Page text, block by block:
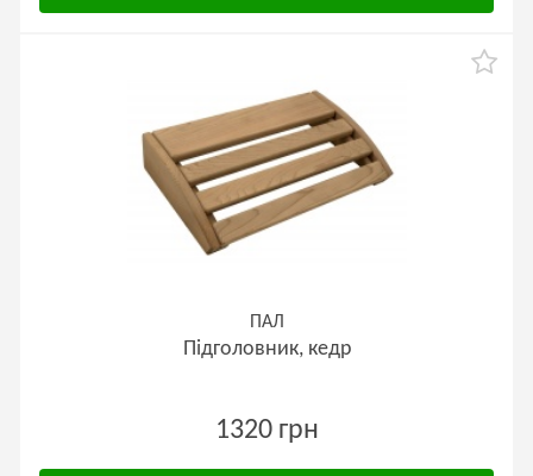
ПАЛ
Підголовник, кедр
1320 грн